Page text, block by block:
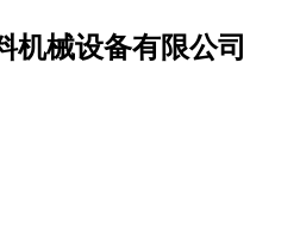
料机械设备有限公司